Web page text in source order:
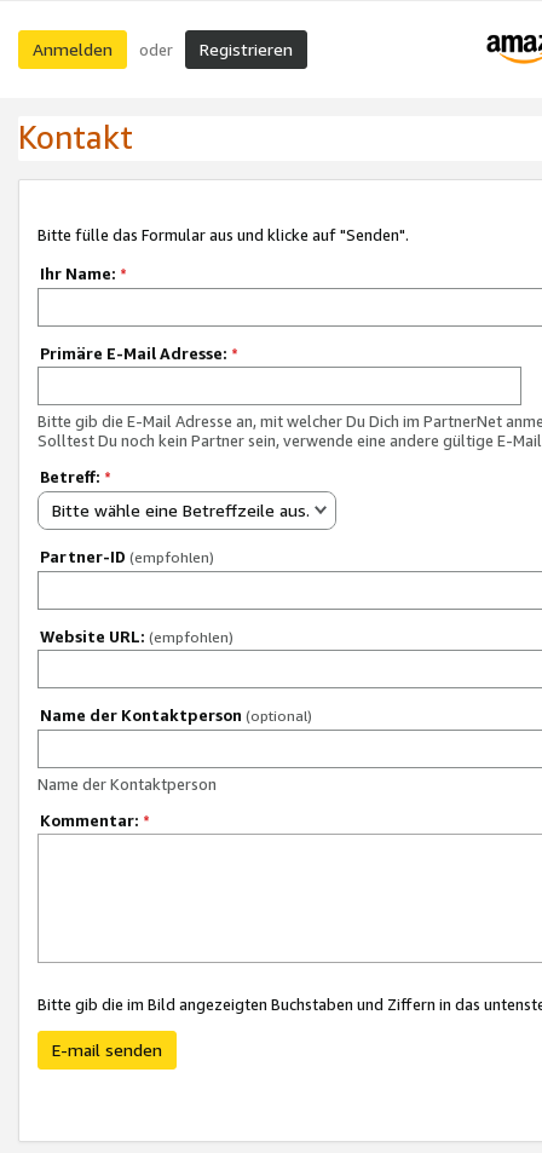
Anmelden oder Registrieren
Kontakt
Bitte fülle das Formular aus und klicke auf "Senden".
Ihr Name: *
Primäre E-Mail Adresse: *
Bitte gib die E-Mail Adresse an, mit welcher Du Dich im PartnerNet
Solltest Du noch kein Partner sein, verwende eine andere gültige E-
Betreff: *
Bitte wähle eine Betreffzeile aus.
Partner-ID (empfohlen)
Website URL: (empfohlen)
Name der Kontaktperson (optional)
Name der Kontaktperson
Kommentar: *
Bitte gib die im Bild angezeigten Buchstaben und Ziffern in das
E-mail senden